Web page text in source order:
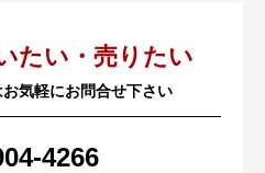
たい・売りたい
気軽にお問合せ下さい
4266